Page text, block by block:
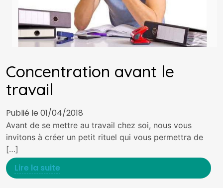
Concentration avant le
travail
Publié le 01/04/2018
Avant de se mettre au travail chez soi, nous vous
invitons à créer un petit rituel qui vous permettra de
[…]
Lire la suite